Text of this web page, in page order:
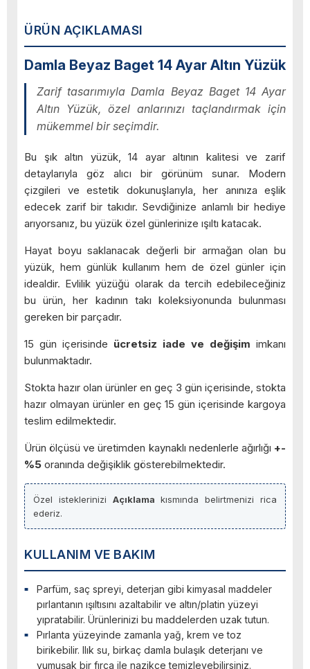
ÜRÜN AÇIKLAMASI
Damla Beyaz Baget 14 Ayar Altın Yüzük
Zarif tasarımıyla Damla Beyaz Baget 14 Ayar
Altın Yüzük, özel anlarınızı taçlandırmak için
mükemmel bir seçimdir.
Bu şık altın yüzük, 14 ayar altının kalitesi ve zarif
detaylarıyla göz alıcı bir görünüm sunar. Modern
çizgileri ve estetik dokunuşlarıyla, her anınıza eşlik
edecek zarif bir takıdır. Sevdiğinize anlamlı bir hediye
arıyorsanız, bu yüzük özel günlerinize ışıltı katacak.
Hayat boyu saklanacak değerli bir armağan olan bu
yüzük, hem günlük kullanım hem de özel günler için
idealdir. Evlilik yüzüğü olarak da tercih edebileceğiniz
bu ürün, her kadının takı koleksiyonunda bulunması
gereken bir parçadır.
15 gün içerisinde ücretsiz iade ve değişim imkanı
bulunmaktadır.
Stokta hazır olan ürünler en geç 3 gün içerisinde, stokta
hazır olmayan ürünler en geç 15 gün içerisinde kargoya
teslim edilmektedir.
Ürün ölçüsü ve üretimden kaynaklı nedenlerle ağırlığı +-
%5 oranında değişiklik gösterebilmektedir.
Özel isteklerinizi Açıklama kısmında belirtmenizi rica
ederiz.
KULLANIM VE BAKIM
Parfüm, saç spreyi, deterjan gibi kimyasal maddeler
pırlantanın ışıltısını azaltabilir ve altın/platin yüzeyi
yıpratabilir. Ürünlerinizi bu maddelerden uzak tutun.
Pırlanta yüzeyinde zamanla yağ, krem ve toz
birikebilir. Ilık su, birkaç damla bulaşık deterjanı ve
yumuşak bir fırça ile nazikçe temizleyebilirsiniz.